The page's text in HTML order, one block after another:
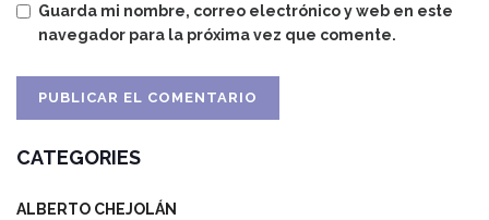
Guarda mi nombre, correo electrónico y web en este
navegador para la próxima vez que comente.
CATEGORIES
ALBERTO CHEJOLÁN